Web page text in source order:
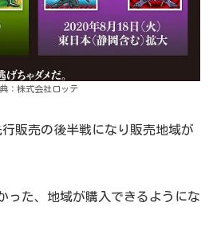
：株式会社ロッテ
行販売の後半戦になり販売地域が
った、地域が購入できるようにな